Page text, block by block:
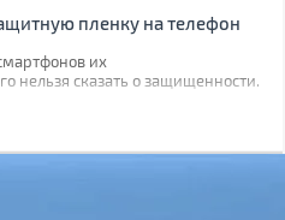
пленку на телефон
их
нельзя сказать о защищенности.
уязвимы к механическим